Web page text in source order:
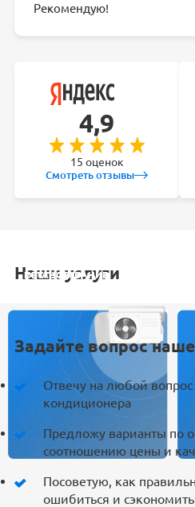
Рекомендую!
4,9
15 оценок
Смотреть отзывы
Наши услуги
УСТАНОВКА
ОБСЛУЖИВАНИЕ
Задайте вопрос
Отвечу на любой вопрос
кондиционера
Предложу варианты по
соотношению цены и
Посоветую, как
ошибиться и сэкономить